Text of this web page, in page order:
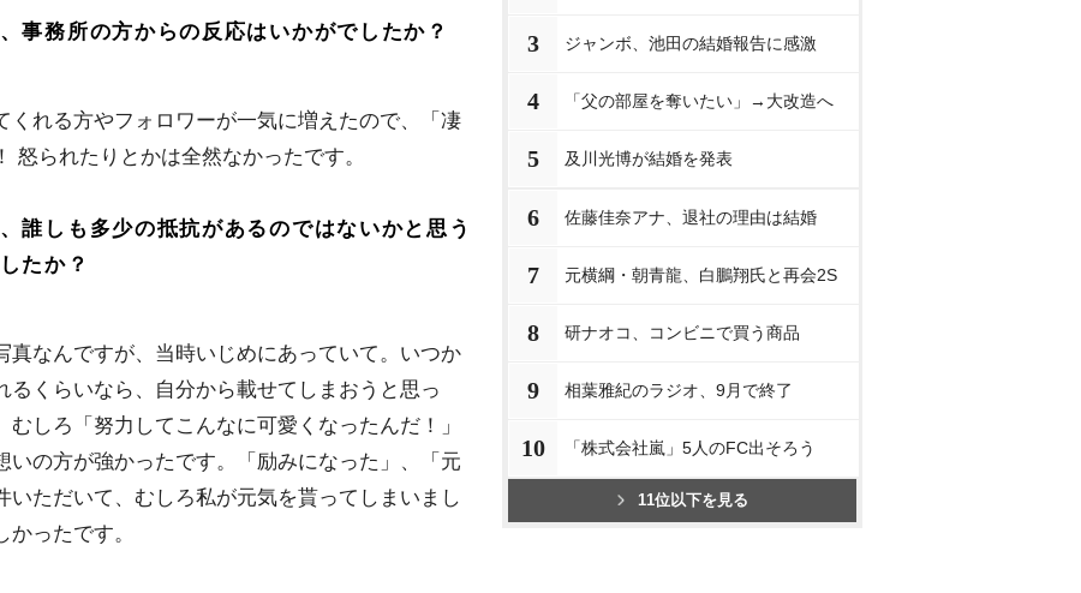
務所の方からの反応はいかがでしたか？
くれる方やフォロワーが一気に増えたので、「凄
怒られたりとかは全然なかったです。
しも多少の抵抗があるのではないかと思う
たか？
真なんですが、当時いじめにあっていて。いつか
くらいなら、自分から載せてしまおうと思っ
しろ「努力してこんなに可愛くなったんだ！」
いの方が強かったです。「励みになった」、「元
ただいて、むしろ私が元気を貰ってしまいまし
ったです。
3 ジャンボ、池田の結婚報告に感激
4 「父の部屋を奪いたい」→大改造へ
5 及川光博が結婚を発表
6 佐藤佳奈アナ、退社の理由は結婚
7 元横綱・朝青龍、白鵬翔氏と再会2S
8 研ナオコ、コンビニで買う商品
9 相葉雅紀のラジオ、9月で終了
10 「株式会社嵐」5人のFC出そろう
11位以下を見る